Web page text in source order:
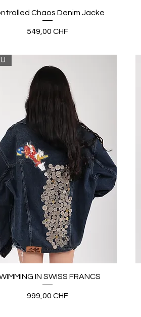
Chaos Denim Jacke
Preis
549,00 CHF
IN SWISS FRANCS
Preis
999,00 CHF